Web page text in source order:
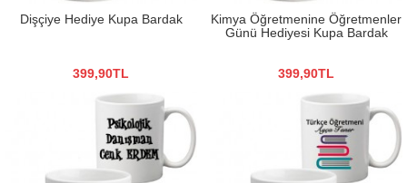
Dişçiye Hediye Kupa Bardak
399,90TL
Kimya Öğretmenine Öğretmenler
Günü Hediyesi Kupa Bardak
399,90TL